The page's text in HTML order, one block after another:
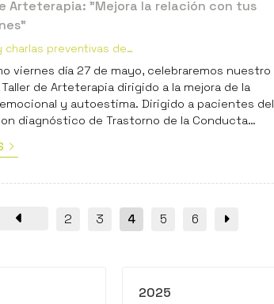
Arteterapia: "Mejora la relación con tus
charlas preventivas de
viernes día 27 de mayo, celebraremos nuestro
de Arteterapia dirigido a la mejora de la
y autoestima. Dirigido a pacientes del
diagnóstico de Trastorno de la Conducta
emociones favorece significativamente
y aumenta nuestra mayor herramienta,
de la artista Sh...
2 3 4 5 6
2025